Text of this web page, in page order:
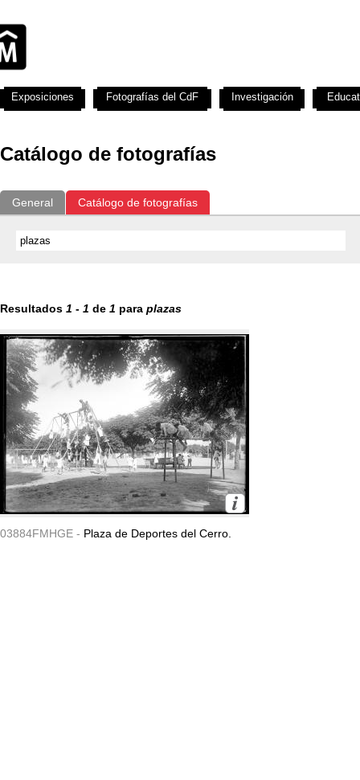
Catálogo de fotografías
General Catálogo de fotografías
Resultados 1 - 1 de 1 para plazas
03884FMHGE - Plaza de Deportes del Cerro.
Exposiciones Fotografías del CdF Investigación